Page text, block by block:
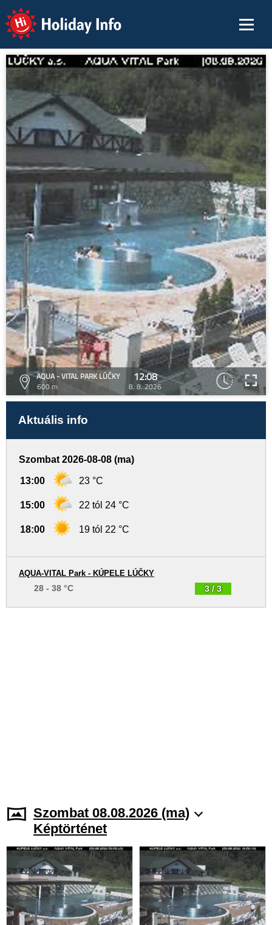
Holiday Info
AQUA - VITAL PARK LÚČKY
600 m
12:08
8. 8. 2026
Aktuális info
Szombat 2026-08-08 (ma)
13:00 23 °C
15:00 22 tól 24 °C
18:00 19 tól 22 °C
3 / 3
AQUA-VITAL Park - KÚPELE LÚČKY
28 - 38 °C
Szombat 08.08.2026 (ma)
Képtörténet